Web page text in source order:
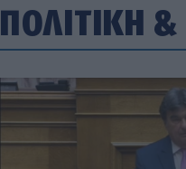
ΠΟΛΙΤΙΚΗ &